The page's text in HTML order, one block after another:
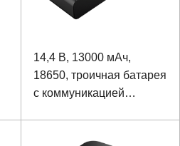
14,4 В, 13000 мАч,
18650, троичная батарея
с коммуникацией